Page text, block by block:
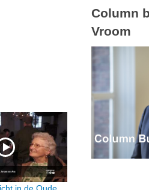
Column
Vroom